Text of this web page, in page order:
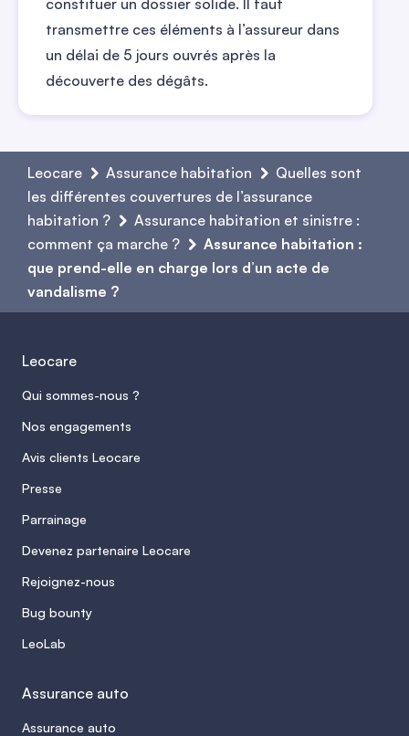
transmettre ces éléments à l’assureur dans
un délai de 5 jours ouvrés après la
découverte des dégâts.
Leocare Assurance habitation
Quelles sont
les différentes couvertures de l’assurance
habitation ?
Assurance habitation et sinistre :
comment ça marche ?
Assurance habitation :
que prend-elle en charge lors d’un acte de
vandalisme ?
Leocare
Qui sommes-nous ?
Nos engagements
Avis clients Leocare
Presse
Parrainage
Devenez partenaire Leocare
Rejoignez-nous
Bug bounty
LeoLab
Assurance auto
Assurance auto